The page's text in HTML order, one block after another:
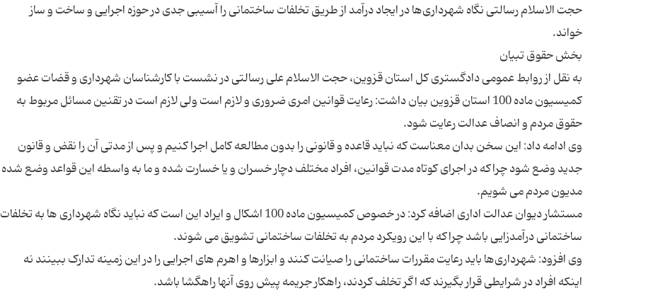
حجت الاسلام رسالتی نگاه شهرداری‌ها در ایجاد درآمد از طریق تخلفات ساختمانی را آسیبی جدی در حوزه اجرایی و ساخت و ساز
به نقل از روابط عمومی دادگستری کل استان قزوین، حجت الاسلام علی رسالتی در نشست با کارشناسان شهرداری و قضات عضو
کمیسیون ماده 100 استان قزوین بیان داشت: رعایت قوانین امری ضروری و لازم است ولی لازم است در تقنین مسائل مربوط به
وی ادامه داد: این سخن بدان معناست که نباید قاعده و قانونی را بدون مطالعه کامل اجرا کنیم و پس از مدتی آن را نقض و قانون
جدید وضع شود چراکه در اجرای کوتاه مدت قوانین، افراد مختلف دچار خسران و یا خسارت شده و ما به واسطه این قواعد وضع شده
مستشار دیوان عدالت اداری اضافه کرد: در خصوص کمیسیون ماده 100 اشکال و ایراد این است که نباید نگاه شهرداری ها به تخلفات
وی افزود: شهرداری‌ها باید رعایت مقررات ساختمانی را صیانت کنند و ابزارها و اهرم های اجرایی را در این زمینه تدارک ببینند نه